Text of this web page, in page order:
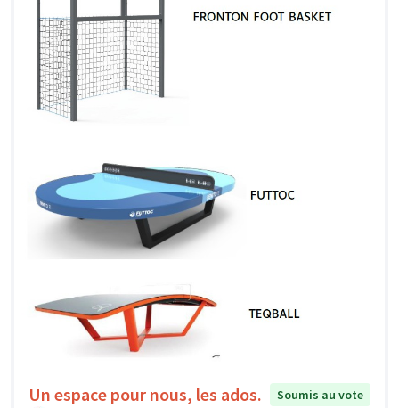
Un espace pour nous, les ados.
Soumis au vote